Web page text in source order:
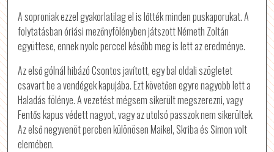
A soproniak ezzel gyakorlatilag el is lőtték minden puskaporukat. A
folytatásban óriási mezőnyfölényben játszott Németh Zoltán
együttese, ennek nyolc perccel később meg is lett az eredménye.
Az első gólnál hibázó Csontos javított, egy bal oldali szögletet
csavart be a vendégek kapujába. Ezt követően egyre nagyobb lett a
Haladás fölénye. A vezetést mégsem sikerült megszerezni, vagy
Fentős kapus védett nagyot, vagy az utolsó passzok nem sikerültek.
Az első negyvenöt percben különösen Maikel, Skriba és Simon volt
elemében.